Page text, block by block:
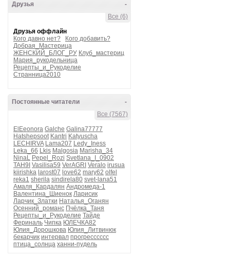
-
Друзья
Все (6)
Друзья оффлайн
Кого давно нет?
Кого добавить?
Добрая_Мастерица
ЖЕНСКИЙ_БЛОГ_РУ Клуб_мастериц
Мария_рукодельница
Рецепты_и_Рукоделие
Странница2010
-
Постоянные читатели
Все (7567)
ElEeonora Galche Galina77777
Hatshepsoot Kantri Katyuscha
LECHIRVA Lama207 Ledy_Iness
Leka_66 Lkis Malgosia Marisha_34
NinaL Pepel_Rozi Svetlana_I_0902
TAH9I Vasilisa59 VerAGRI Veralo irusua
kiirishka larost07 love62 mary62 olfel
reka1 sherila sindirela80 svet-lana51
Амаля_Кардалян Андромеда-1
Валентина_Шиенок Ларисик
Ларчик_Златки Наталья_Оганян
Осенний_романс Пчёлка_Таня
Рецепты_и_Рукоделие Тайде
Фериналь Чипка ЮЛЕЧКА82
Юлия_Дорошкова Юлия_Литвинюк
бекарчик интервал прогресссссс
птица_солнца ханни-пудель